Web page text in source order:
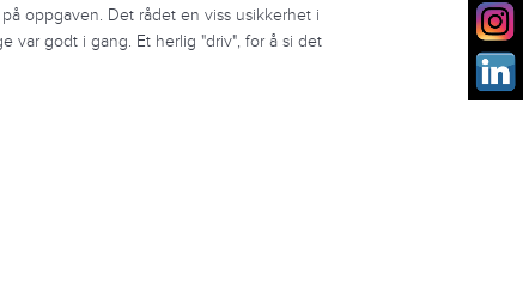
oppgaven. Det rådet en viss usikkerhet i
var godt i gang. Et herlig "driv", for å si det